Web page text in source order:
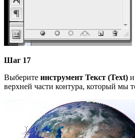
Шаг 17
Выберите инструмент Текст (Text)
верхней части контура, который мы